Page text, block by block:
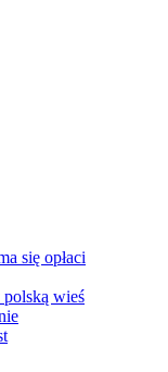
się opłaci
wieś